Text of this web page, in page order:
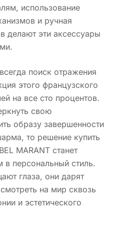
использование
и ручная
делают эти аксессуары
поиск отражения
этого французского
на все сто процентов.
свою
образу завершенности
то решение купить
MARANT станет
персональный стиль.
глаза, они дарят
на мир сквозь
и эстетического